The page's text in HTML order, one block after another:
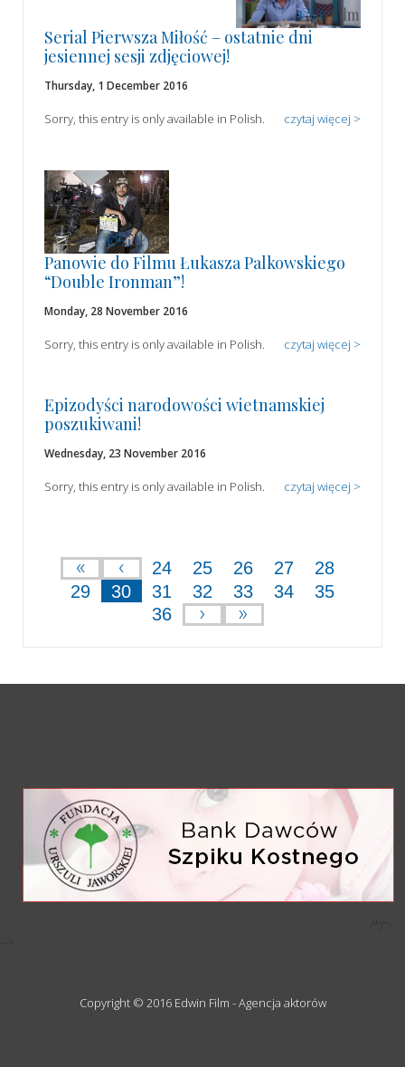
Serial Pierwsza Miłość – ostatnie dni
jesiennej sesji zdjęciowej!
Thursday, 1 December 2016
Sorry, this entry is only available in Polish. czytaj więcej >
Panowie do Filmu Łukasza Palkowskiego
“Double Ironman”!
Monday, 28 November 2016
Sorry, this entry is only available in Polish. czytaj więcej >
Epizodyści narodowości wietnamskiej
poszukiwani!
Wednesday, 23 November 2016
Sorry, this entry is only available in Polish. czytaj więcej >
« ‹ 24 25 26 27
28
29
30 31 32 33 34
35
36
› »
Copyright © 2016 Edwin Film - Agencja aktorów